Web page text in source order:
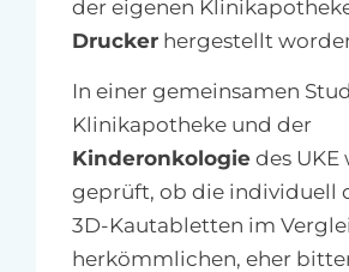
der eigenen
Druckerhergestellt
In einer gemeinsamen
Klinikapotheke und der
Kinderonkologiedes UKE
geprüft, ob die individuell
3D-Kautabletten im
herkömmlichen, eher